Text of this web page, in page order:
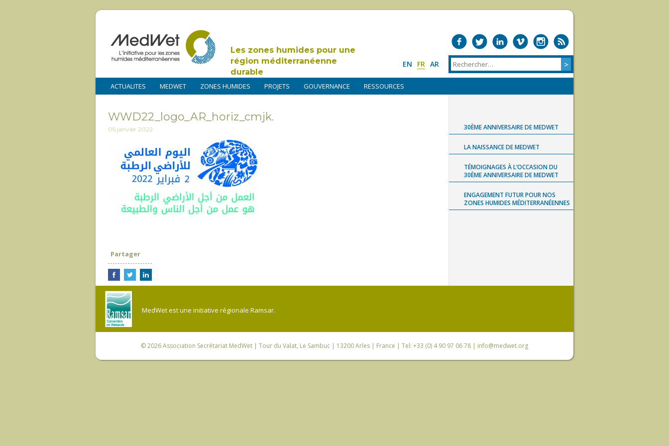
Les zones humides pour une
région méditerranéenne
durable
EN FR AR
ACTUALITES MEDWET ZONES HUMIDES PROJETS GOUVERNANCE RESSOURCES
WWD22_logo_AR_horiz_cmjk.
05 janvier 2022
Partager
30ÈME ANNIVERSAIRE DE MEDWET
LA NAISSANCE DE MEDWET
TÉMOIGNAGES À L’OCCASION DU
30ÈME ANNIVERSAIRE DE MEDWET
ENGAGEMENT FUTUR POUR NOS
ZONES HUMIDES MÉDITERRANÉENNES
MedWet est une initiative régionale Ramsar.
© 2026Association Secrétariat MedWet | Tour du Valat, Le Sambuc | 13200 Arles | France | Tel: +33 (0) 4 90 97 06 78 | info@medwet.org